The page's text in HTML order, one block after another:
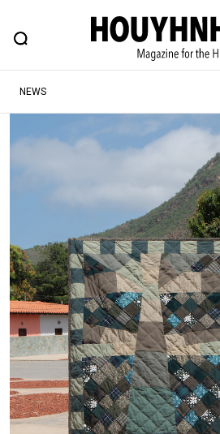
FEATURE BLOG
ヒップなファッション、カルチャー、ライ
#憧れ
#ESSENTIAL DESIGNS #古着
#NEW VINTAGE #マイナーグ
#路地裏てぃーん。
#GH 銘品の所以 #フイナムの
#Commune H #FOCUS IT
#ととけん #FASHION
#LIFESTYLE #SNEAKER
#SPORTS #HANDSOME
NEWS